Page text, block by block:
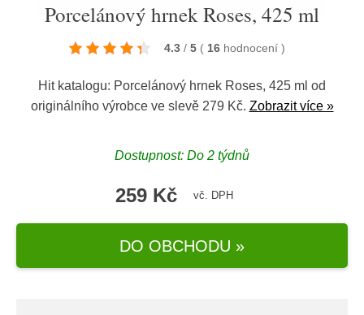
Porcelánový hrnek Roses, 425 ml
4.3 / 5 ( 16 hodnocení )
Hit katalogu: Porcelánový hrnek Roses, 425 ml od
originálního výrobce ve slevě 279 Kč. Zobrazit více »
Dostupnost: Do 2 týdnů
259 Kč vč. DPH
DO OBCHODU »